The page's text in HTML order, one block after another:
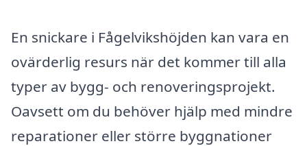
En snickare i Fågelvikshöjden kan vara en
ovärderlig resurs när det kommer till alla
typer av bygg- och renoveringsprojekt.
Oavsett om du behöver hjälp med mindre
reparationer eller större byggnationer